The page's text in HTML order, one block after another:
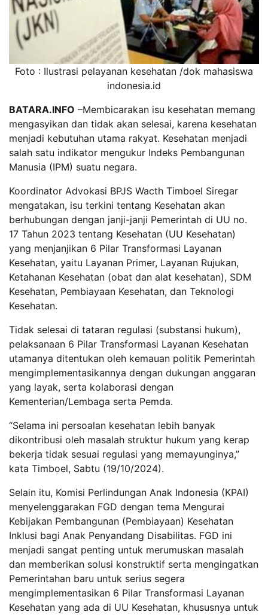
Foto : Ilustrasi pelayanan kesehatan /dok mahasiswa
indonesia.id
BATARA.INFO –Membicarakan isu kesehatan memang
mengasyikan dan tidak akan selesai, karena kesehatan
menjadi kebutuhan utama rakyat. Kesehatan menjadi
salah satu indikator mengukur Indeks Pembangunan
Manusia (IPM) suatu negara.
Koordinator Advokasi BPJS Wacth Timboel Siregar
mengatakan, isu terkini tentang Kesehatan akan
berhubungan dengan janji-janji Pemerintah di UU no.
17 Tahun 2023 tentang Kesehatan (UU Kesehatan)
yang menjanjikan 6 Pilar Transformasi Layanan
Kesehatan, yaitu Layanan Primer, Layanan Rujukan,
Ketahanan Kesehatan (obat dan alat kesehatan), SDM
Kesehatan, Pembiayaan Kesehatan, dan Teknologi
Kesehatan.
Tidak selesai di tataran regulasi (substansi hukum),
pelaksanaan 6 Pilar Transformasi Layanan Kesehatan
utamanya ditentukan oleh kemauan politik Pemerintah
mengimplementasikannya dengan dukungan anggaran
yang layak, serta kolaborasi dengan
Kementerian/Lembaga serta Pemda.
“Selama ini persoalan kesehatan lebih banyak
dikontribusi oleh masalah struktur hukum yang kerap
bekerja tidak sesuai regulasi yang memayunginya,”
kata Timboel, Sabtu (19/10/2024).
Selain itu, Komisi Perlindungan Anak Indonesia (KPAI)
menyelenggarakan FGD dengan tema Mengurai
Kebijakan Pembangunan (Pembiayaan) Kesehatan
Inklusi bagi Anak Penyandang Disabilitas. FGD ini
menjadi sangat penting untuk merumuskan masalah
dan memberikan solusi konstruktif serta mengingatkan
Pemerintahan baru untuk serius segera
mengimplementasikan 6 Pilar Transformasi Layanan
Kesehatan yang ada di UU Kesehatan, khususnya untuk